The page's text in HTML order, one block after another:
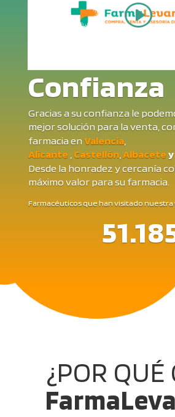
Confianza
Gracias a su confianza le
mejor solución para la venta,
farmacia enValencia
Alicante , Castellón,Albacete y
Desde la honradez y cercanía
máximo valor para su farmacia.
Farmacéuticos que han visitado nuestra
¿POR QUÉ